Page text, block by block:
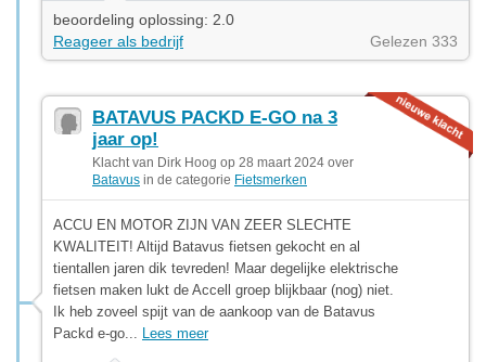
beoordeling oplossing: 2.0
Reageer als bedrijf
Gelezen 333
BATAVUS PACKD E-GO na 3
jaar op!
Klacht van Dirk Hoog op 28 maart 2024 over
Batavus in de categorie Fietsmerken
ACCU EN MOTOR ZIJN VAN ZEER SLECHTE
KWALITEIT! Altijd Batavus fietsen gekocht en al
tientallen jaren dik tevreden! Maar degelijke elektrische
fietsen maken lukt de Accell groep blijkbaar (nog) niet.
Ik heb zoveel spijt van de aankoop van de Batavus
Packd e-go... Lees meer